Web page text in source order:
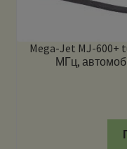
Mega-Jet MJ-600+
МГц,